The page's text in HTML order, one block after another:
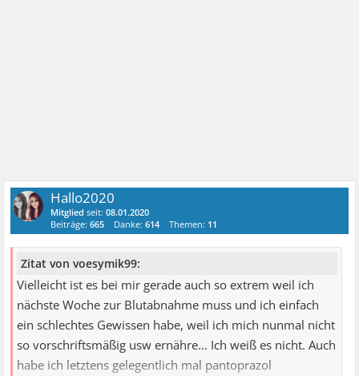
Hallo2020
Mitglied seit:08.01.2020
Beiträge:665 Danke:614 Themen: 11
Zitat von voesymik99:
Vielleicht ist es bei mir gerade auch so extrem weil ich
nächste Woche zur Blutabnahme muss und ich einfach
ein schlechtes Gewissen habe, weil ich mich nunmal nicht
so vorschriftsmäßig usw ernähre... Ich weiß es nicht. Auch
habe ich letztens gelegentlich mal pantoprazol